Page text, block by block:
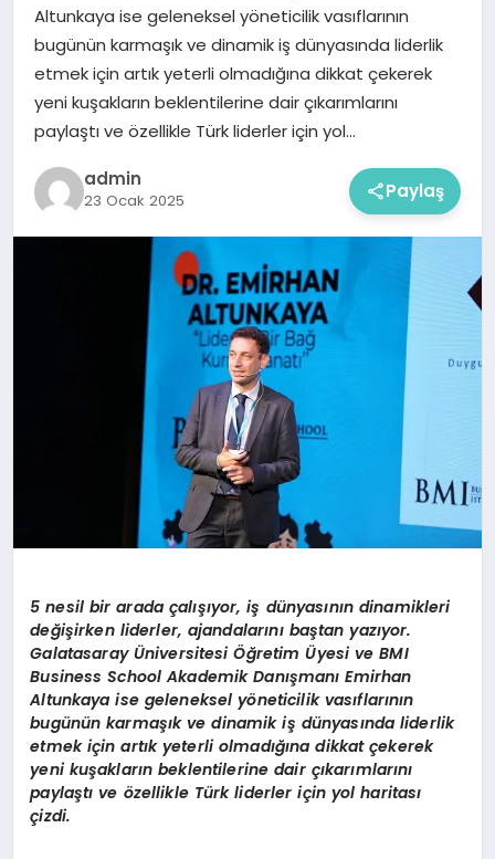
Altunkaya ise geleneksel yöneticilik vasıflarının
bugünün karmaşık ve dinamik iş dünyasında liderlik
etmek için artık yeterli olmadığına dikkat çekerek
yeni kuşakların beklentilerine dair çıkarımlarını
paylaştı ve özellikle Türk liderler için yol…
admin
23 Ocak 2025 Paylaş
5 nesil bir arada çalışıyor, iş dünyasının dinamikleri
değişirken liderler, ajandalarını baştan yazıyor.
Galatasaray Üniversitesi ÖğretimÜyesi ve BMI
Business School Akademik Danışmanı Emirhan
Altunkaya ise geleneksel yöneticilik vasıflarının
bugünün karmaşık ve dinamik iş dünyasında liderlik
etmek için artık yeterli olmadığına dikkat çekerek
yeni kuşakların beklentilerine dair çıkarımlarını
paylaştıve özellikle Türk liderler için yol haritası
çizdi.